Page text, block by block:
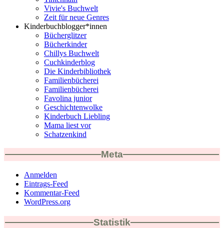
Vivie's Buchwelt
Zeit für neue Genres
Kinderbuchblogger*innen
Bücherglitzer
Bücherkinder
Chillys Buchwelt
Cuchkinderblog
Die Kinderbibliothek
Familienbücherei
Familienbücherei
Favolina junior
Geschichtenwolke
Kinderbuch Liebling
Mama liest vor
Schatzenkind
Meta
Anmelden
Eintrags-Feed
Kommentar-Feed
WordPress.org
Statistik